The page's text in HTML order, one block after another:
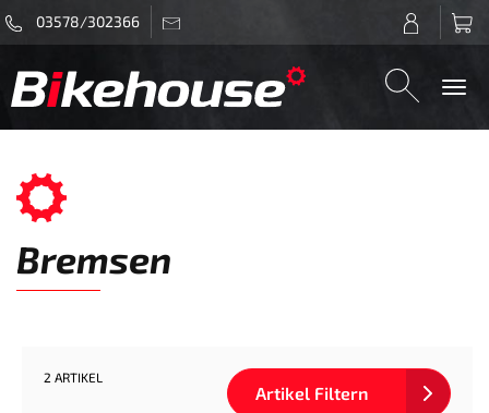
03578/302366
Bremsen
2 ARTIKEL
Artikel Filtern